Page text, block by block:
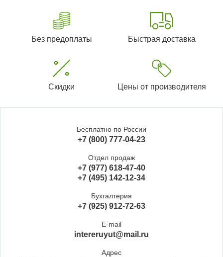
Без предоплаты Быстрая доставка
Скидки Цены от производителя
Бесплатно по России
+7 (800) 777-04-23
Отдел продаж
+7 (977) 618-47-40
+7 (495) 142-12-34
Бухгалтерия
+7 (925) 912-72-63
E-mail
intereruyut@mail.ru
Адрес